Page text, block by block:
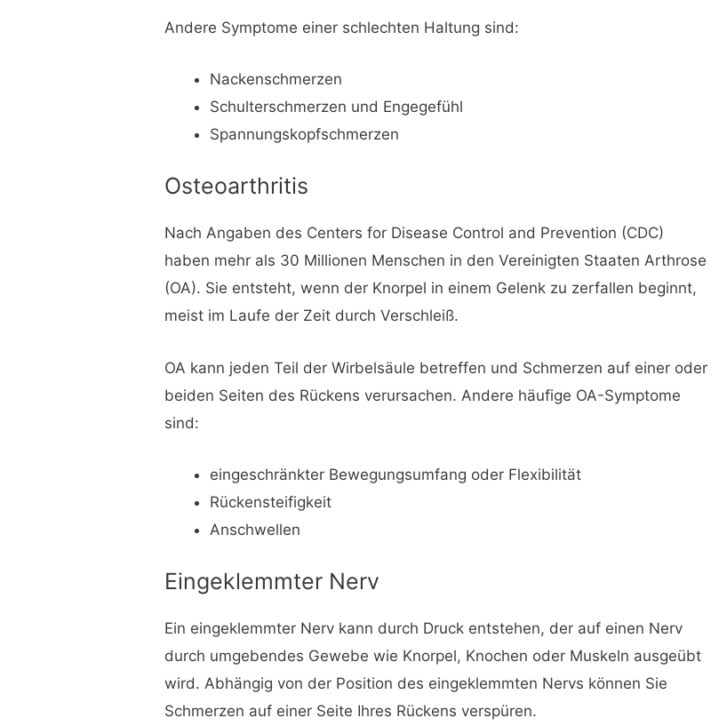
Andere Symptome einer schlechten Haltung sind:
Nackenschmerzen
Schulterschmerzen und Engegefühl
Spannungskopfschmerzen
Osteoarthritis
Nach Angaben des Centers for Disease Control and Prevention (CDC)
haben mehr als 30 Millionen Menschen in den Vereinigten Staaten Arthrose
(OA). Sie entsteht, wenn der Knorpel in einem Gelenk zu zerfallen beginnt,
meist im Laufe der Zeit durch Verschleiß.
OA kann jeden Teil der Wirbelsäule betreffen und Schmerzen auf einer oder
beiden Seiten des Rückens verursachen. Andere häufige OA-Symptome
sind:
eingeschränkter Bewegungsumfang oder Flexibilität
Rückensteifigkeit
Anschwellen
Eingeklemmter Nerv
Ein eingeklemmter Nerv kann durch Druck entstehen, der auf einen Nerv
durch umgebendes Gewebe wie Knorpel, Knochen oder Muskeln ausgeübt
wird. Abhängig von der Position des eingeklemmten Nervs können Sie
Schmerzen auf einer Seite Ihres Rückens verspüren.